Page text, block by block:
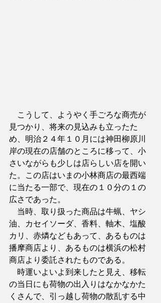
こうして、ようやく手ごろな商売が
見つかり、将来の見込みも立ったた
め、明治２４年１０月には神田柳原川
岸の現在の店舗のところに移って、小
さいながらも少しは店らしい店を開い
た。この店はいまの小林商店の最西端
に当たる一部で、現在の１０分の１の
広さであった。
当時、取り扱った商品は牛蝋、ヤシ
油、カセイソーダ、香料、軸木、塩酸
カリ、赤燐などもあって、あるものは
播摩商店より、あるものは横浜の松村
商店より委託されたものである。
時運いよいよ到来したと見え、移転
の当日にも荷物の出入りはなかなかた
くさんで、引っ越し荷物の散乱する中